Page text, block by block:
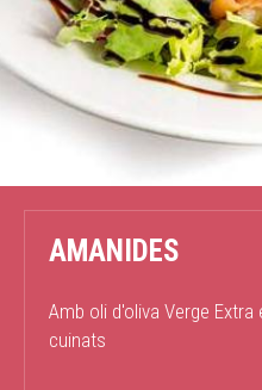
AMANIDES
Amb oli d'oliva Verge
cuinats